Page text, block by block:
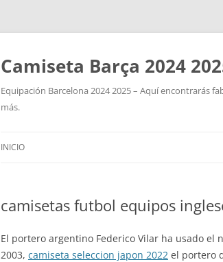
Camiseta Barça 2024
Equipación Barcelona 2024 2025 – Aquí encontrarás
más.
INICIO
camisetas futbol equipos
El portero argentino Federico Vilar ha usado
2003, camiseta seleccion japon 2022 el portero